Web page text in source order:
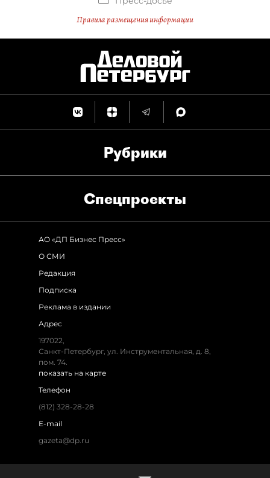
Правила размещения информации
Рубрики
Спец­проекты
АО «ДП Бизнес Пресс»
О СМИ
Редакция
Подписка
Реклама в издании
Адрес
197022,
Санкт-Петербург, ул. Инструментальная, д. 8,
пом. 74.
показать на карте
Телефон
(812) 328-28-28
E-mail
gazeta@dp.ru